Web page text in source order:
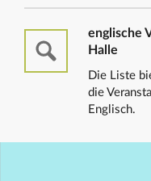
englische
Halle
Die Liste
die
Englisch.